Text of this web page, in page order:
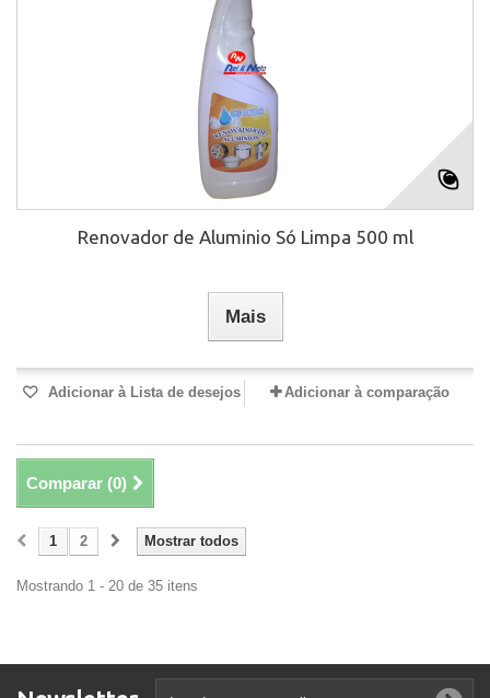
Renovador de Aluminio Só Limpa 500 ml
Mais
Adicionar à Lista de desejos Adicionar à comparação
Comparar (0)
Mostrar todos
1 2
Mostrando 1 - 20 de 35 itens